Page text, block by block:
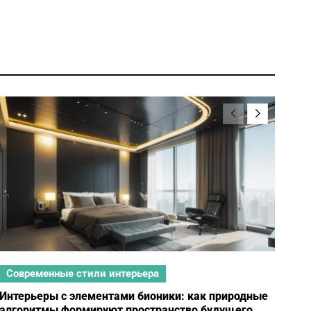
Современные стили интерьера
Интерьеры с элементами бионики: как природные